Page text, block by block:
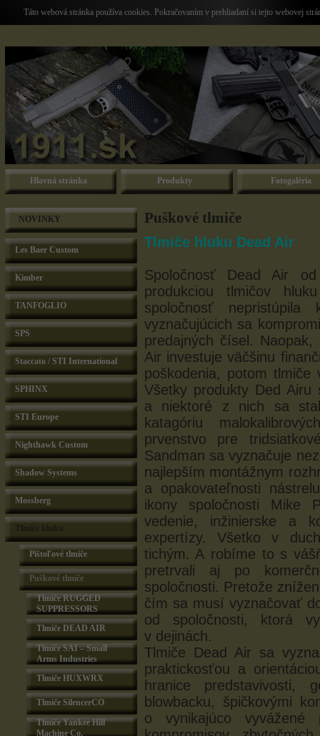
Táto webová stránka používa cookies. Pokračovaním v prehliadaní si tejto webovej
Hlavná stránka Produkty Fotogaléria
NOVINKY
Les Baer Custom
Kimber
TANFOGLIO
SPS
Staccato / STI International
SPHINX
STI Europe
Nighthawk Custom
Shadow Systems
Mossberg
Pištoľové tlmiče
Puškové tlmiče
Tlmiče RUGGED
SUPPRESSORS
Tlmiče DEAD AIR
Tlmiče SAI – Small
Arms Industries
Tlmiče HUXWRX
Tlmiče SilencerCO
Tlmiče Yankee Hill
Machine Co.
Puškové tlmiče
Tlmiče hluku Dead Air
Spoločnosť Dead Air
produkciou tlmičov
spoločnosť nepristúpila
vyznačujúcich sa
predajných čísel.
Air investuje väčšinu
poškodenia, potom tlmiče
Všetky produkty Ded Airu
a niektoré z nich sa
katagóriu
prvenstvo pre
Sandman sa vyznačuje
najlepším montážnym
a opakovateľnosti
ikony spoločnosti Mike
vedenie, inžinierske a
expertízy. Všetko v
tichým. A robíme to s
pretrvali aj po
spoločnosti. Pretože
čím sa musí vyznačovať
od spoločnosti, ktorá
v dejinách.
Tlmiče Dead Air sa
praktickosťou a
hranice predstavivosti,
blowbacku, špičkovými
o vynikajúco